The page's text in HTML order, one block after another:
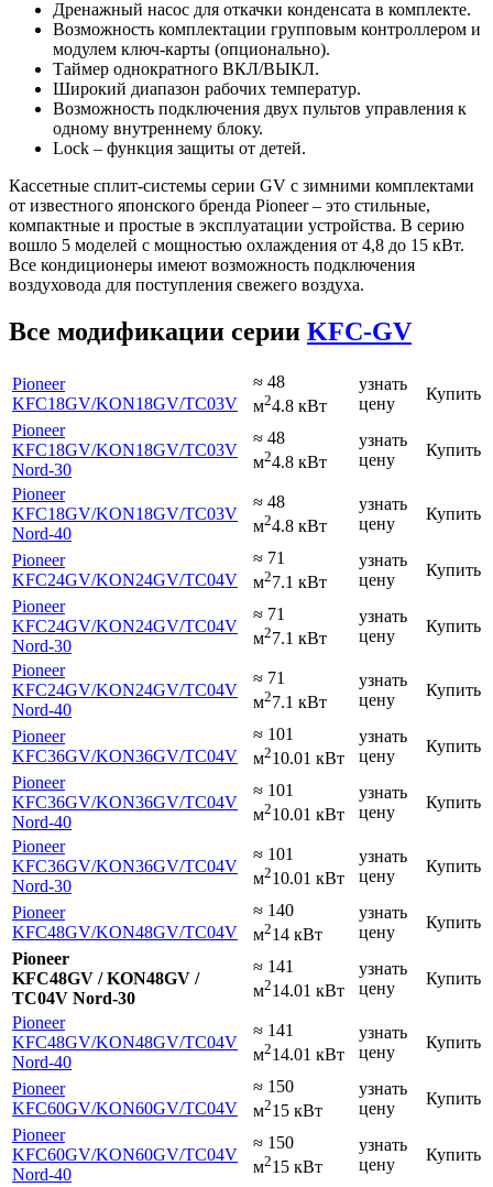
Дренажный насос для откачки конденсата в комплекте.
Возможность комплектации групповым контроллером и
модулем ключ-карты (опционально).
Таймер однократного ВКЛ/ВЫКЛ.
Широкий диапазон рабочих температур.
Возможность подключения двух пультов управления к
одному внутреннему блоку.
Lock – функция защиты от детей.
Кассетные сплит-системы серии GV с зимними комплектами
от известного японского бренда Pioneer – это стильные,
компактные и простые в эксплуатации устройства. В серию
вошло 5 моделей с мощностью охлаждения от 4,8 до 15 кВт.
Все кондиционеры имеют возможность подключения
воздуховода для поступления свежего воздуха.
Все модификации серии KFC-GV
Pioneer
KFC18GV/KON18GV/TC03V
≈ 48
м24.8 кВт
узнать
цену
Купить
Pioneer
KFC18GV/KON18GV/TC03V
Nord-30
≈ 48
м24.8 кВт
узнать
цену
Купить
Pioneer
KFC18GV/KON18GV/TC03V
Nord-40
≈ 48
м24.8 кВт
узнать
цену
Купить
Pioneer
KFC24GV/KON24GV/TC04V
≈ 71
м27.1 кВт
узнать
цену
Купить
Pioneer
KFC24GV/KON24GV/TC04V
Nord-30
≈ 71
м27.1 кВт
узнать
цену
Купить
Pioneer
KFC24GV/KON24GV/TC04V
Nord-40
≈ 71
м27.1 кВт
узнать
цену
Купить
Pioneer
KFC36GV/KON36GV/TC04V
≈ 101
м210.01 кВт
узнать
цену
Купить
Pioneer
KFC36GV/KON36GV/TC04V
Nord-40
≈ 101
м210.01 кВт
узнать
цену
Купить
Pioneer
KFC36GV/KON36GV/TC04V
Nord-30
≈ 101
м210.01 кВт
узнать
цену
Купить
Pioneer
KFC48GV/KON48GV/TC04V
≈ 140
м214 кВт
узнать
цену
Купить
Pioneer
KFC48GV / KON48GV /
TC04V Nord-30
≈ 141
м214.01 кВт
узнать
цену
Купить
Pioneer
KFC48GV/KON48GV/TC04V
Nord-40
≈ 141
м214.01 кВт
узнать
цену
Купить
Pioneer
KFC60GV/KON60GV/TC04V
≈ 150
м215 кВт
узнать
цену
Купить
Pioneer
KFC60GV/KON60GV/TC04V
Nord-40
≈ 150
м215 кВт
узнать
цену
Купить